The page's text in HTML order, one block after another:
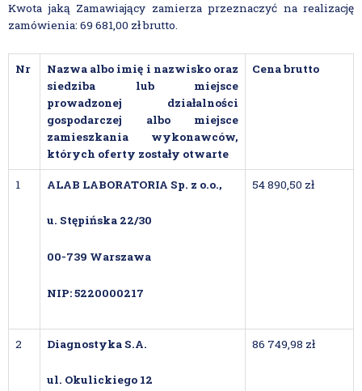
Kwota jaką Zamawiający zamierza przeznaczyć na realizację
zamówienia: 69 681,00 zł brutto.
Nr
Nazwa albo imię i nazwisko oraz
siedziba lub miejsce
prowadzonej działalności
gospodarczej albo miejsce
zamieszkania wykonawców,
których oferty zostały otwarte
Cena brutto
1 ALAB LABORATORIA Sp. z o.o.,
u. Stępińska 22/30
00-739 Warszawa
NIP: 5220000217
54 890,50 zł
2 Diagnostyka S.A.
ul. Okulickiego 12
86 749,98 zł